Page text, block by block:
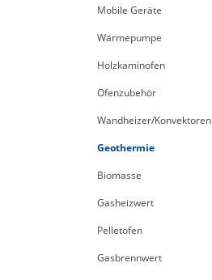
Mobile Geräte
Wärmepumpe
Holzkaminofen
Ofenzubehör
Wandheizer/Konvektoren
Geothermie
Biomasse
Gasheizwert
Pelletofen
Gasbrennwert